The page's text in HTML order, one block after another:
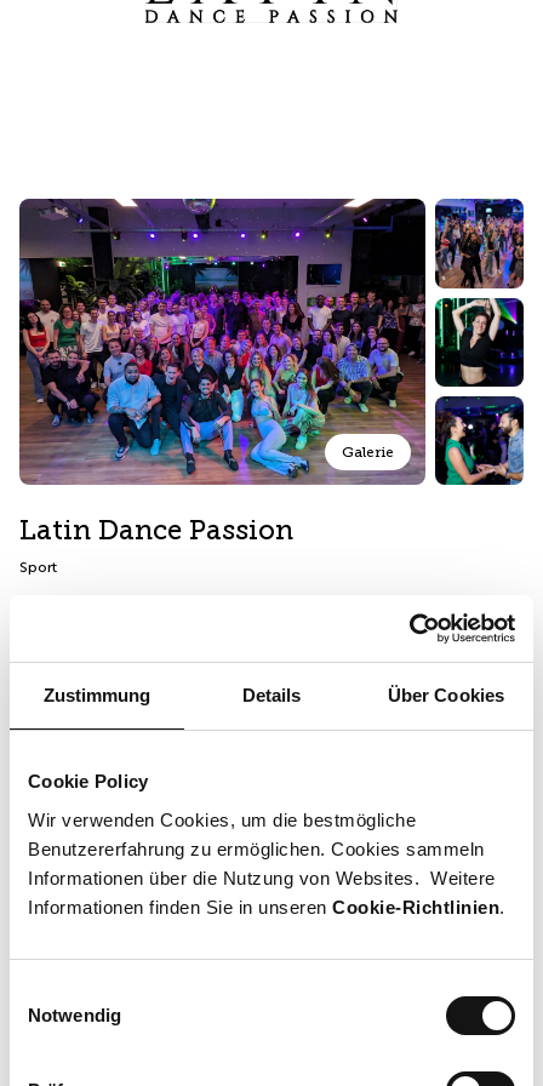
Zustimmung Details Über Cookies
Cookie Policy
Wir verwenden Cookies, um die bestmögliche
Benutzererfahrung zu ermöglichen. Cookies sammeln
Informationen über die Nutzung von Websites. Weitere
Informationen finden Sie in unseren Cookie-Richtlinien.
Notwendig
Galerie
Latin Dance Passion
Sport
Öffnungszeiten
Kontakt
+41 79 176 55 61
info@latindancepassion.ch
facebookinstagram